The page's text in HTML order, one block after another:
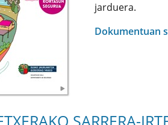
jarduera.
Dokumentuan
SARRERA-